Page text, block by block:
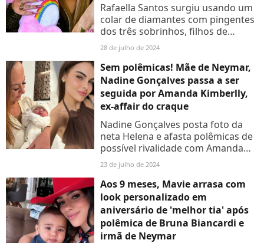
Rafaella Santos surgiu usando um
colar de diamantes com pingentes
dos três sobrinhos, filhos de
Neymar. Na web, internautas
apontaram prederência da irmã do
jogador ao verem as tatuagens...
28 de julho de 2024
Sem polêmicas! Mãe de Neymar,
Nadine Gonçalves passa a ser
seguida por Amanda Kimberlly,
ex-affair do craque
Nadine Gonçalves posta foto da
neta Helena e afasta polêmicas de
possível rivalidade com Amanda
Kimberlly, que seguiu a mãe de
Neymar no Instagram.
23 de julho de 2024
Aos 9 meses, Mavie arrasa com
look personalizado em
aniversário de 'melhor tia' após
polêmica de Bruna Biancardi e
irmã de Neymar